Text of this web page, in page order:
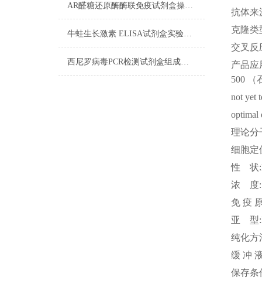
AR醛糖还原酶酶联免疫试剂盒操作步骤
牛蛙生长激素 ELISA试剂盒实验操作注意事项
西尼罗病毒PCR检测试剂盒组成及试剂配制
抗体来
克隆类
交叉反
产品应
500 （
not yet
optimal
理论分
细胞定
性
状
浓
度
免 疫
亚
型
纯化方
缓 冲
保存条